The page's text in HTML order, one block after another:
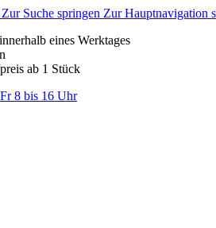
Zur Suche springen Zur Hauptnavigation
eines Werktages
ab 1 Stück
8 bis 16 Uhr